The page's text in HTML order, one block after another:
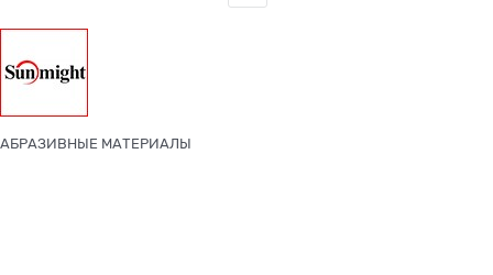
АБРАЗИВНЫЕ МАТЕРИАЛЫ